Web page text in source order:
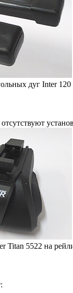
дуг Inter
Titan 5522 на